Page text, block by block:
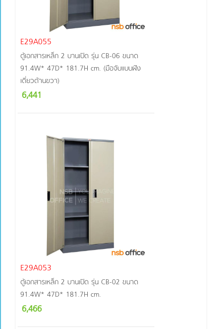
E29A055
ตู้เอกสารเหล็ก 2 บานเปิด รุ่น CB-06 ขนาด
91.4W* 47D* 181.7H cm. (มือจับแบบฝัง
เดี่ยวด้านขวา)
6,441
E29A053
ตู้เอกสารเหล็ก 2 บานเปิด รุ่น CB-02 ขนาด
91.4W* 47D* 181.7H cm.
6,466